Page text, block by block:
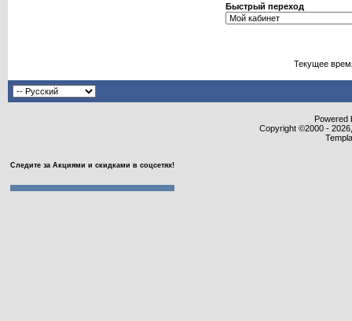
Быстрый переход
Текущее
Powered
Copyright ©2000 -
Следите за Акциями и скидками в соцсетях!